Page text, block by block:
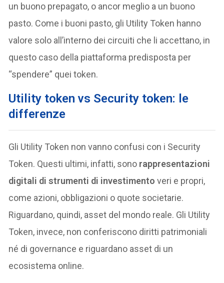
un buono prepagato, o ancor meglio a un buono
pasto. Come i buoni pasto, gli Utility Token hanno
valore solo all’interno dei circuiti che li accettano, in
questo caso della piattaforma predisposta per
“spendere” quei token.
Utility token vs Security token: le
differenze
Gli Utility Token non vanno confusi con i Security
Token. Questi ultimi, infatti, sono rappresentazioni
digitali di strumenti di investimento veri e propri,
come azioni, obbligazioni o quote societarie.
Riguardano, quindi, asset del mondo reale. Gli Utility
Token, invece, non conferiscono diritti patrimoniali
né di governance e riguardano asset di un
ecosistema online.